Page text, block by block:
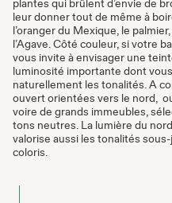
plantes qui brûlent d’envie de
leur donner tout de même à
l’oranger du Mexique, le
l’Agave. Côté couleur, si votre
vous invite à envisager une
luminosité importante dont
naturellement les tonalités. A
ouvert orientées vers le nord,
voire de grands immeubles,
tons neutres. La lumière du
valorise aussi les tonalités
coloris.